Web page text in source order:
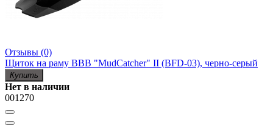
Отзывы (0)
Щиток на раму BBB "MudCatcher" II (BFD-03), черно-серый
Купить
Нет в наличии
001270